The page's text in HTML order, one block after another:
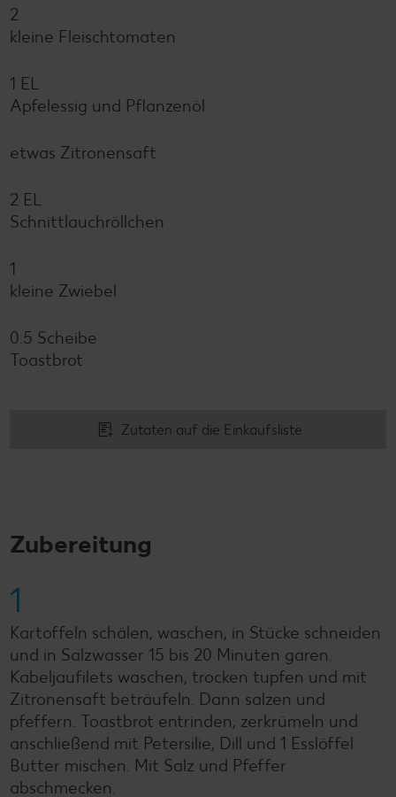
2
kleine Fleischtomaten
1 EL
Apfelessig und Pflanzenöl
etwas Zitronensaft
2 EL
Schnittlauchröllchen
1
kleine Zwiebel
0.5 Scheibe
Toastbrot
Zutaten auf die Einkaufsliste
Zubereitung
1
Kartoffeln schälen, waschen, in Stücke schneiden
und in Salzwasser 15 bis 20 Minuten garen.
Kabeljaufilets waschen, trocken tupfen und mit
Zitronensaft beträufeln. Dann salzen und
pfeffern. Toastbrot entrinden, zerkrümeln und
anschließend mit Petersilie, Dill und 1 Esslöffel
Butter mischen. Mit Salz und Pfeffer
abschmecken.